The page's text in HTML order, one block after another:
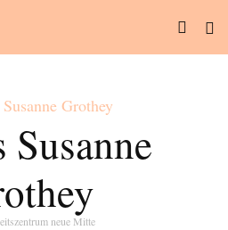
Susanne
neue Mitte